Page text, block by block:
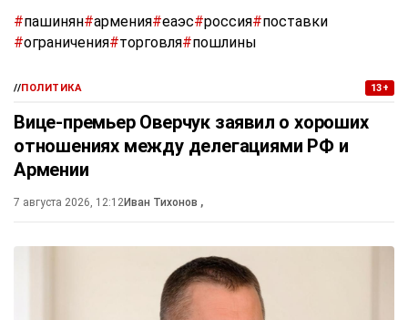
#пашинян#армения#еаэс#россия#поставки
#ограничения#торговля#пошлины
//ПОЛИТИКА 13+
Вице-премьер Оверчук заявил о хороших
отношениях между делегациями РФ и
Армении
7 августа 2026, 12:12Иван Тихонов ,